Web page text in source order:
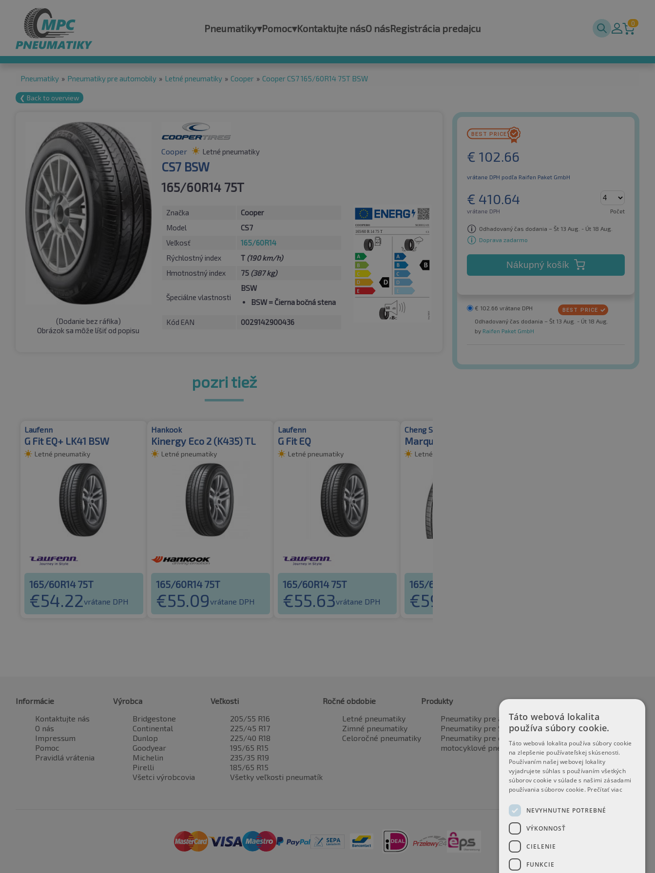
Pneumatiky▾Pomoc▾Kontaktujte násO násRegistrácia predajcu 0
Pneumatiky » Pneumatiky pre automobily » Letné pneumatiky » Cooper » Cooper CS7 165/60R14 75T BSW
❮ Back to overview
(Dodanie bez ráfika)
Obrázok sa môže líšiť od popisu
Cooper Letné pneumatiky
CS7 BSW
165/60R14 75T
Značka
Cooper
Model
CS7
Veľkosť
165/60R14
Rýchlostný index
T (190 km/h)
Hmotnostný index
75 (387 kg)
Špeciálne vlastnosti
BSW
BSW= Čierna bočná stena
Kód EAN 0029142900436
€ 102.66
vrátane DPH podľa Raifen Paket GmbH
€ 410.64
vrátane DPH Počet
Odhadovaný čas dodania – Št 13 Aug. - Út 18 Aug.
Doprava zadarmo
Nákupný košík
€ 102.66 vrátane DPH
Odhadovaný čas dodania – Št 13 Aug. - Út 18 Aug.
by Raifen Paket GmbH
pozri tiež
Laufenn
G Fit EQ+ LK41 BSW
Letné pneumatiky
165/60R14 75T
€54.22vrátane DPH
Hankook
Kinergy Eco 2 (K435) TL
Letné pneumatiky
165/60R14 75T
€55.09vrátane DPH
Laufenn
G Fit EQ
Letné pneumatiky
165/60R14 75T
€55.63vrátane DPH
Cheng Shin / CST
Marquis MR61
Letné pneumatiky
165/60R14 75T
€59.63
Informácie
Kontaktujte nás
O nás
Impressum
Pomoc
Pravidlá vrátenia
Výrobca
Bridgestone
Continental
Dunlop
Goodyear
Michelin
Pirelli
Všetci výrobcovia
Veľkosti
205/55 R16
225/45 R17
225/40 R18
195/65 R15
235/35 R19
185/65 R15
Všetky veľkosti pneumatík
Ročné obdobie
Letné pneumatiky
Zimné pneumatiky
Celoročné pneumatiky
Produkty
Pneumatiky pre automobily
Pneumatiky pre SUV / 4x4
Pneumatiky pre dodávku
motocyklové pneumatiky
Táto webová lokalita
používa súbory cookie.
Táto webová lokalita používa súbory cookie
na zlepšenie používateľskej skúsenosti.
Používaním našej webovej lokality
vyjadrujete súhlas s používaním všetkých
súborov cookie v súlade s našimi zásadami
používania súborov cookie. Prečítať viac
NEVYHNUTNE POTREBNÉ
VÝKONNOSŤ
CIELENIE
FUNKCIE